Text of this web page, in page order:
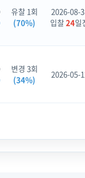
유찰 1회
(70%)
2026-08-
입찰24일
변경 3회
(34%)
2026-05-